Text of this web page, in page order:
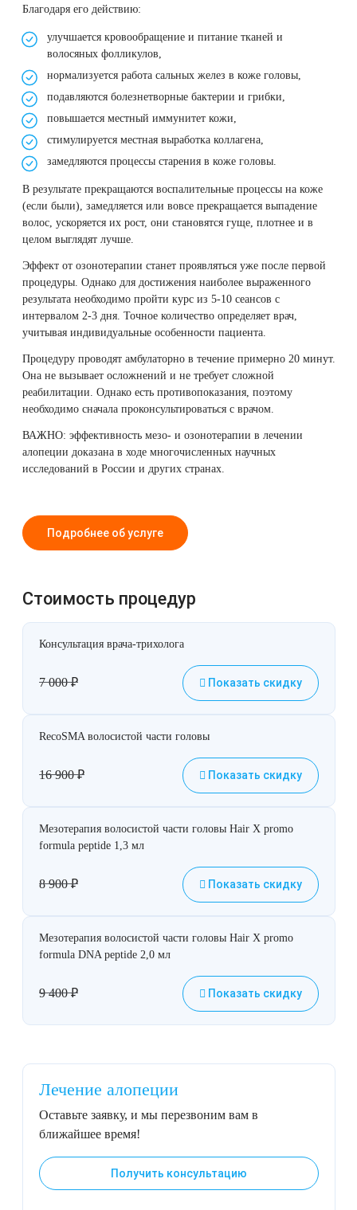
Благодаря его действию:
улучшается кровообращение и питание тканей и
волосяных фолликулов,
нормализуется работа сальных желез в коже головы,
подавляются болезнетворные бактерии и грибки,
повышается местный иммунитет кожи,
стимулируется местная выработка коллагена,
замедляются процессы старения в коже головы.
В результате прекращаются воспалительные процессы на коже
(если были), замедляется или вовсе прекращается выпадение
волос, ускоряется их рост, они становятся гуще, плотнее и в
целом выглядят лучше.
Эффект от озонотерапии станет проявляться уже после первой
процедуры. Однако для достижения наиболее выраженного
результата необходимо пройти курс из 5-10 сеансов с
интервалом 2-3 дня. Точное количество определяет врач,
учитывая индивидуальные особенности пациента.
Процедуру проводят амбулаторно в течение примерно 20 минут.
Она не вызывает осложнений и не требует сложной
реабилитации. Однако есть противопоказания, поэтому
необходимо сначала проконсультироваться с врачом.
ВАЖНО: эффективность мезо- и озонотерапии в лечении
алопеции доказана в ходе многочисленных научных
исследований в России и других странах.
Подробнее об услуге
Стоимость процедур
Консультация врача-трихолога
7 000₽ Показать скидку
RecoSMA волосистой части головы
16 900₽ Показать скидку
Мезотерапия волосистой части головы Hair X promo
formula peptide 1,3 мл
8 900₽ Показать скидку
Мезотерапия волосистой части головы Hair X promo
formula DNA peptide 2,0 мл
9 400₽ Показать скидку
Лечение алопеции
Оставьте заявку, и мы перезвоним вам в
ближайшее время!
Получить консультацию